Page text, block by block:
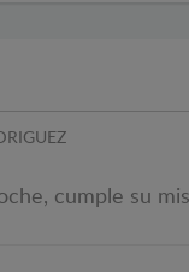
cumple su